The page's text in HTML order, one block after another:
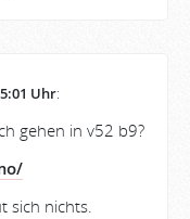
Uhr:
gehen in v52 b9?
sich nichts.